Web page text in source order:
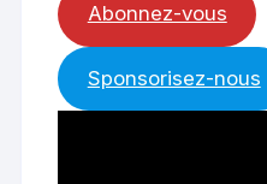
Abonnez-vous
Sponsorisez-nous